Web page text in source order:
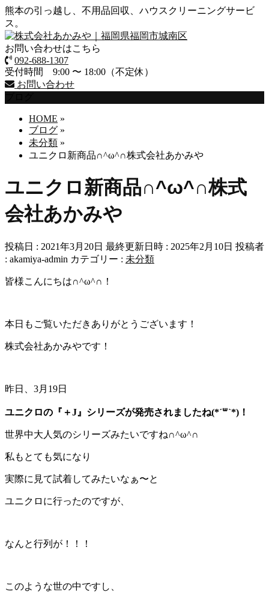
熊本の引っ越し、不用品回収、ハウスクリーニングサービ
ス。
お問い合わせはこちら
092-688-1307
受付時間 9:00 〜 18:00（不定休）
お問い合わせ
HOME »
ブログ »
未分類 »
ユニクロ新商品∩^ω^∩株式会社あかみや
ユニクロ新商品∩^ω^∩株式
会社あかみや
投稿日 : 2021年3月20日 最終更新日時 : 2025年2月10日 投稿者
: akamiya-admin カテゴリー : 未分類
皆様こんにちは∩^ω^∩！
本日もご覧いただきありがとうございます！
株式会社あかみやです！
昨日、3月19日
ユニクロの『＋J』シリーズが発売されましたね(*´꒳`*)！
世界中大人気のシリーズみたいですね∩^ω^∩
私もとても気になり
実際に見て試着してみたいなぁ〜と
ユニクロに行ったのですが、
なんと行列が！！！
このような世の中ですし、